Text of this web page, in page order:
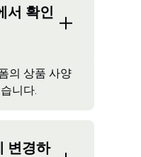
서 확인
의 상품 사양
니다.
변경하